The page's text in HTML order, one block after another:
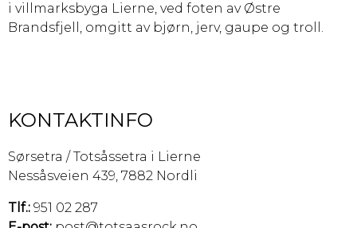
i villmarksbyga Lierne, ved foten av Østre
Brandsfjell, omgitt av bjørn, jerv, gaupe og troll.
KONTAKTINFO
Sørsetra / Totsåssetra i Lierne
Nessåsveien 439, 7882 Nordli
Tlf.: 951 02 287